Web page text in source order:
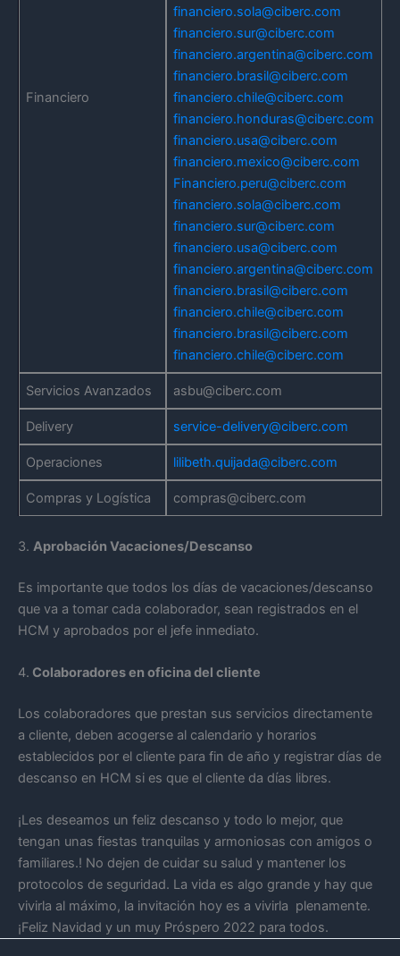
Financiero
financiero.sola@ciberc.com
financiero.sur@ciberc.com
financiero.argentina@ciberc.com
financiero.brasil@ciberc.com
financiero.chile@ciberc.com
financiero.honduras@ciberc.com
financiero.usa@ciberc.com
financiero.mexico@ciberc.com
Financiero.peru@ciberc.com
financiero.sola@ciberc.com
financiero.sur@ciberc.com
financiero.usa@ciberc.com
financiero.argentina@ciberc.com
financiero.brasil@ciberc.com
financiero.chile@ciberc.com
financiero.brasil@ciberc.com
financiero.chile@ciberc.com
Servicios Avanzados asbu@ciberc.com
Delivery service-delivery@ciberc.com
Operaciones lilibeth.quijada@ciberc.com
Compras y Logística compras@ciberc.com
3. Aprobación Vacaciones/Descanso
Es importante que todos los días de vacaciones/descanso
que va a tomar cada colaborador, sean registrados en el
HCM y aprobados por el jefe inmediato.
4. Colaboradores en oficina del cliente
Los colaboradores que prestan sus servicios directamente
a cliente, deben acogerse al calendario y horarios
establecidos por el cliente para fin de año y registrar días de
descanso en HCM si es que el cliente da días libres.
¡Les deseamos un feliz descanso y todo lo mejor, que
tengan unas fiestas tranquilas y armoniosas con amigos o
familiares.! No dejen de cuidar su salud y mantener los
protocolos de seguridad. La vida es algo grande y hay que
vivirla al máximo, la invitación hoy es a vivirla plenamente.
¡Feliz Navidad y un muy Próspero 2022 para todos.